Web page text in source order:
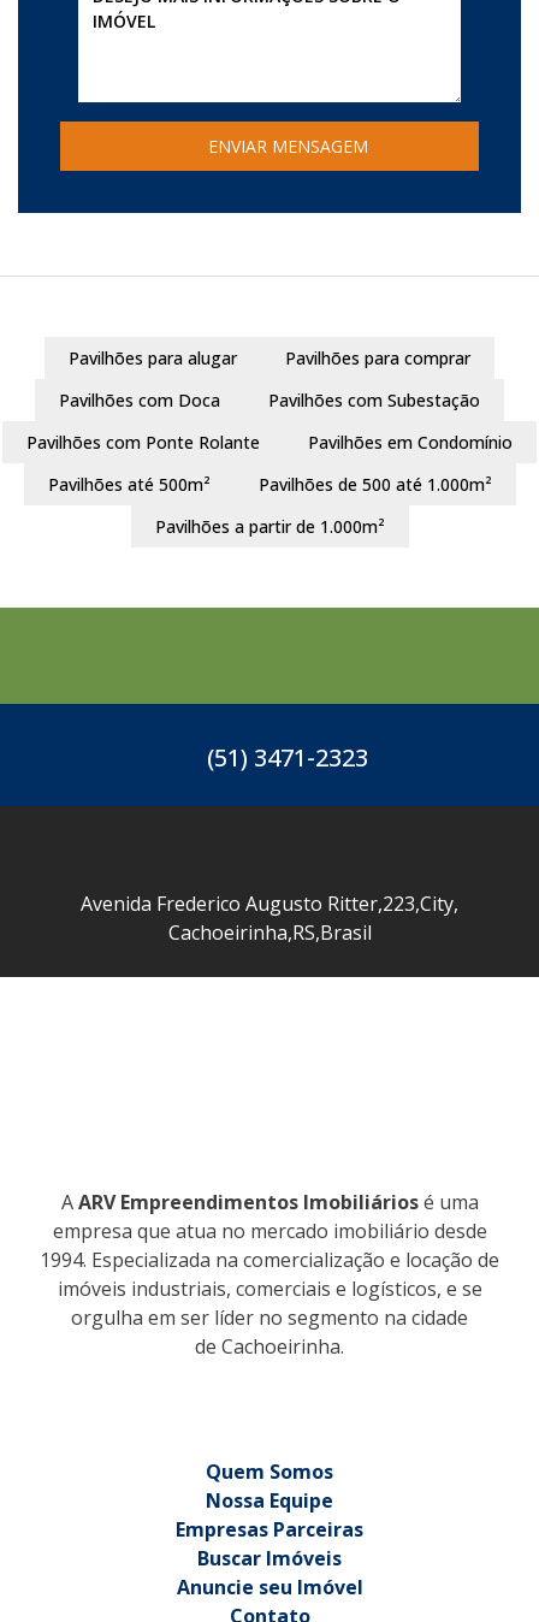
Pavilhões para alugar
Pavilhões para comprar
Pavilhões com Doca
Pavilhões com Subestação
Pavilhões com Ponte Rolante
Pavilhões em Condomínio
Pavilhões até 500m²
Pavilhões de 500 até 1.000m²
Pavilhões a partir de 1.000m²
(51) 3471-2323
Avenida Frederico Augusto Ritter,223,City,
Cachoeirinha,RS,Brasil
AARV Empreendimentos Imobiliáriosé uma
empresa que atua no mercado imobiliário desde
1994. Especializada na comercialização e locação de
imóveis industriais, comerciais e logísticos, e se
orgulha em ser líder no segmento na cidade
de Cachoeirinha.
Quem Somos
Nossa Equipe
Empresas Parceiras
Buscar Imóveis
Anuncie seu Imóvel
Contato